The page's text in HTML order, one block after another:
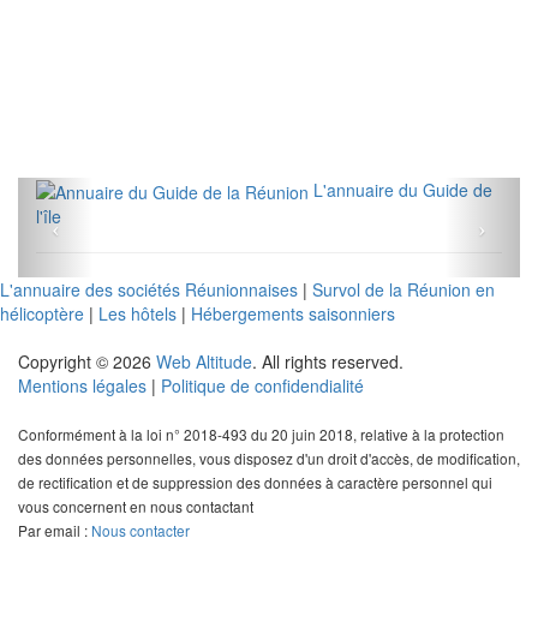
L'annuaire du Guide de
l'île
L'annuaire des sociétés Réunionnaises | Survol de la Réunion en
hélicoptère | Les hôtels | Hébergements saisonniers
Copyright © 2026 Web Altitude. All rights reserved.
Mentions légales | Politique de confidendialité
Conformément à la loi n° 2018-493 du 20 juin 2018, relative à la protection
des données personnelles, vous disposez d'un droit d'accès, de modification,
de rectification et de suppression des données à caractère personnel qui
vous concernent en nous contactant
Par email : Nous contacter